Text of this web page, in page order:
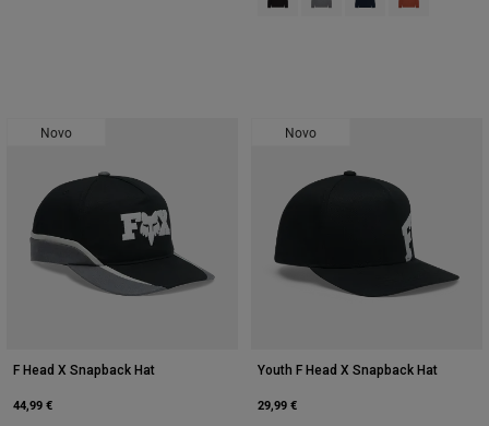
Novo
F Head X Snapback Hat
44,99 €
Novo
Youth F Head X Snapback Hat
29,99 €